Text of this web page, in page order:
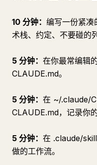
10 分钟： 编写一份紧
术栈、约定、不要碰的
5 分钟： 在你最常编辑
CLAUDE.md。
5 分钟： 在 ~/.claude/
CLAUDE.md，记录你的
5 分钟： 在 .claude/
做的工作流。